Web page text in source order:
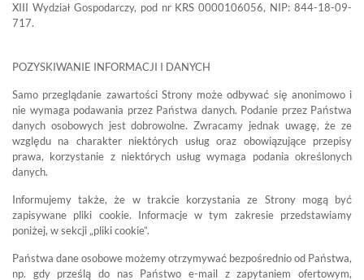
XIII Wydział Gospodarczy, pod nr KRS 0000106056, NIP: 844-18-09-
717.
POZYSKIWANIE INFORMACJI I DANYCH
Samo przeglądanie zawartości Strony może odbywać się anonimowo i
nie wymaga podawania przez Państwa danych. Podanie przez Państwa
danych osobowych jest dobrowolne. Zwracamy jednak uwagę, że ze
względu na charakter niektórych usług oraz obowiązujące przepisy
prawa, korzystanie z niektórych usług wymaga podania określonych
danych.
Informujemy także, że w trakcie korzystania ze Strony mogą być
zapisywane pliki cookie. Informacje w tym zakresie przedstawiamy
poniżej, w sekcji „pliki cookie”.
Państwa dane osobowe możemy otrzymywać bezpośrednio od Państwa,
np. gdy prześlą do nas Państwo e-mail z zapytaniem ofertowym,